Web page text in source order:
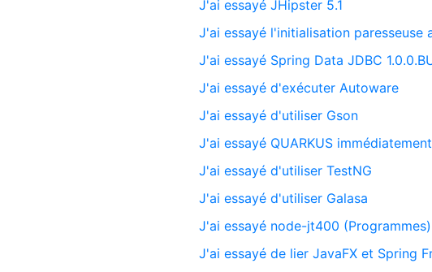
J'ai essayé JHipster 5.1
J'ai essayé l'initialisation paresseuse
J'ai essayé Spring Data JDBC
J'ai essayé d'exécuter Autoware
J'ai essayé d'utiliser Gson
J'ai essayé QUARKUS immédiatement
J'ai essayé d'utiliser TestNG
J'ai essayé d'utiliser Galasa
J'ai essayé node-jt400 (Programmes)
J'ai essayé de lier JavaFX et Spring